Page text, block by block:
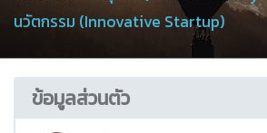
นวัตกรรม (Innovative Startup)
ข้อมูลส่วนตัว